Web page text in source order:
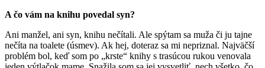
A čo vám na knihu povedal syn?
Ani manžel, ani syn, knihu nečítali. Ale spýtam sa muža či ju tajne
nečíta na toalete (úsmev). Ak hej, doteraz sa mi nepriznal. Najväčší
problém bol, keď som po „krste“ knihy s trasúcou rukou venovala